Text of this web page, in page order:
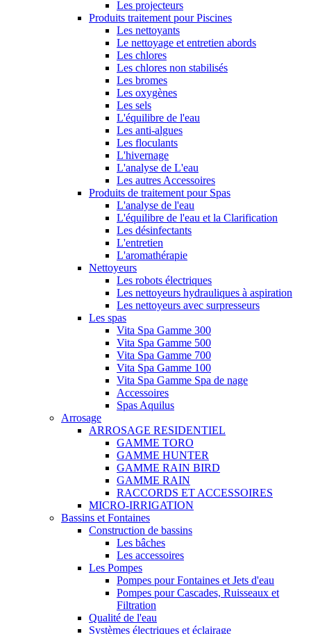
Les projecteurs
Produits traitement pour Piscines
Les nettoyants
Le nettoyage et entretien abords
Les chlores
Les chlores non stabilisés
Les bromes
Les oxygènes
Les sels
L'équilibre de l'eau
Les anti-algues
Les floculants
L'hivernage
L'analyse de L'eau
Les autres Accessoires
Produits de traitement pour Spas
L'analyse de l'eau
L'équilibre de l'eau et la Clarification
Les désinfectants
L'entretien
L'aromathérapie
Nettoyeurs
Les robots électriques
Les nettoyeurs hydrauliques à aspiration
Les nettoyeurs avec surpresseurs
Les spas
Vita Spa Gamme 300
Vita Spa Gamme 500
Vita Spa Gamme 700
Vita Spa Gamme 100
Vita Spa Gamme Spa de nage
Accessoires
Spas Aquilus
Arrosage
ARROSAGE RESIDENTIEL
GAMME TORO
GAMME HUNTER
GAMME RAIN BIRD
GAMME RAIN
RACCORDS ET ACCESSOIRES
MICRO-IRRIGATION
Bassins et Fontaines
Construction de bassins
Les bâches
Les accessoires
Les Pompes
Pompes pour Fontaines et Jets d'eau
Pompes pour Cascades, Ruisseaux et
Filtration
Qualité de l'eau
Systèmes électriques et éclairage